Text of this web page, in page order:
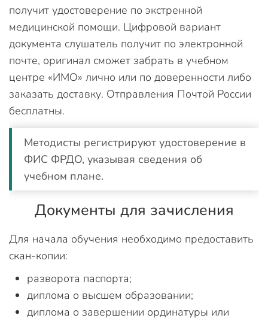
получит удостоверение по экстренной
медицинской помощи. Цифровой вариант
документа слушатель получит по электронной
почте, оригинал сможет забрать в учебном
центре «ИМО» лично или по доверенности либо
заказать доставку. Отправления Почтой России
бесплатны.
Методисты регистрируют удостоверение в
ФИС ФРДО, указывая сведения об
учебном плане.
Документы для зачисления
Для начала обучения необходимо предоставить
скан-копии:
разворота паспорта;
диплома о высшем образовании;
диплома о завершении ординатуры или